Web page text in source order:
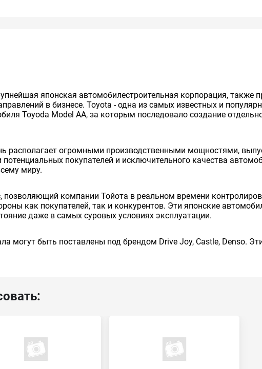
японская автомобилестроительная корпорация, также
в бизнесе. Toyota - одна из самых известных и
Toyoda Model AA, за которым последовало создание
располагает огромными производственными мощностями,
покупателей и исключительного качества
миру.
позволяющий компании Тойота в реальном времени
как покупателей, так и конкурентов. Эти японские
даже в самых суровых условиях эксплуатации.
могут быть поставлены под брендом Drive Joy, Castle, Denso.